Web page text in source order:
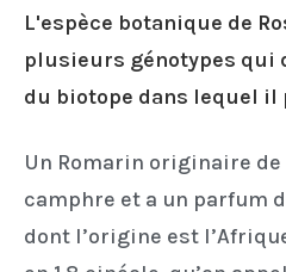
L'espèce botanique de
plusieurs génotypes qui
du biotope dans lequel il
Un Romarin originaire
camphre et a un parfum
dont l’origine est